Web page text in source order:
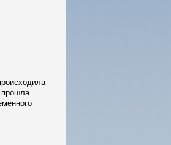
прошла